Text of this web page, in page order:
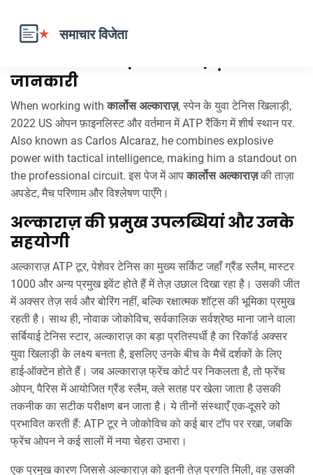
कार्लोस अल्काराज़ – सभी नई ख़बर और
जानकारी
When working withकार्लोस अल्काराज़, स्पेन के युवा टेनिस खिलाड़ी,
2022 US ओपन फ़ाइनलिस्ट और वर्तमान में ATP रैंकिंग में शीर्ष स्थान पर.
Also known as Carlos Alcaraz, he combines explosive
power with tactical intelligence, making him a standout on
the professional circuit. इस पेज में आपकार्लोस अल्काराज़की ताज़ा
अपडेट, मैच परिणाम और विश्लेषण पाएँगे।
अल्काराज़ की प्रमुख उपलब्धियां और उनके
सहयोगी
अल्काराज़ATP टूर, पेशेवर टेनिस का मुख्य सर्किट जहाँ ग्रैंड स्लैम, मास्टर
1000 और अन्य प्रमुख इवेंट होते हैंमें तेज़ उछाल दिखा रहा है। उसकी जीत
में अक्सर तेज़ सर्व और बोरिंग नहीं, बल्कि रक्षात्मक शॉट्स की भूमिका प्रमुख
रहती है। साथ ही, नोवाक जोकोविच, सर्वकालिक सर्वश्रेष्ठ माना जाने वाला
सर्बियाई टेनिस स्टार, अल्काराज़ का बड़ा प्रतिस्पर्धी है का रिकॉर्ड अक्सर
युवा खिलाड़ी के लक्ष्य बनता है, इसलिए उनके बीच के मैचें दर्शकों के लिए
हाई‑ऑक्टेन होते हैं। जब अल्काराज़ फ्रेंच कोर्ट पर निकलता है, तो फ्रेंच
ओपन, पैरिस में आयोजित ग्रैंड स्लैम, क्ले सतह पर खेला जाता है उसकी
तकनीक का सटीक परीक्षण बन जाता है। ये तीनों संस्थाएँ एक‑दूसरे को
प्रभावित करती हैं: ATP टूर ने जोकोविच को कई बार टॉप पर रखा, जबकि
फ्रेंच ओपन ने कई सालों में नया चेहरा उभारा।
एक प्रमुख कारण जिससे अल्काराज़ को इतनी तेज़ प्रगति मिली, वह उसकी